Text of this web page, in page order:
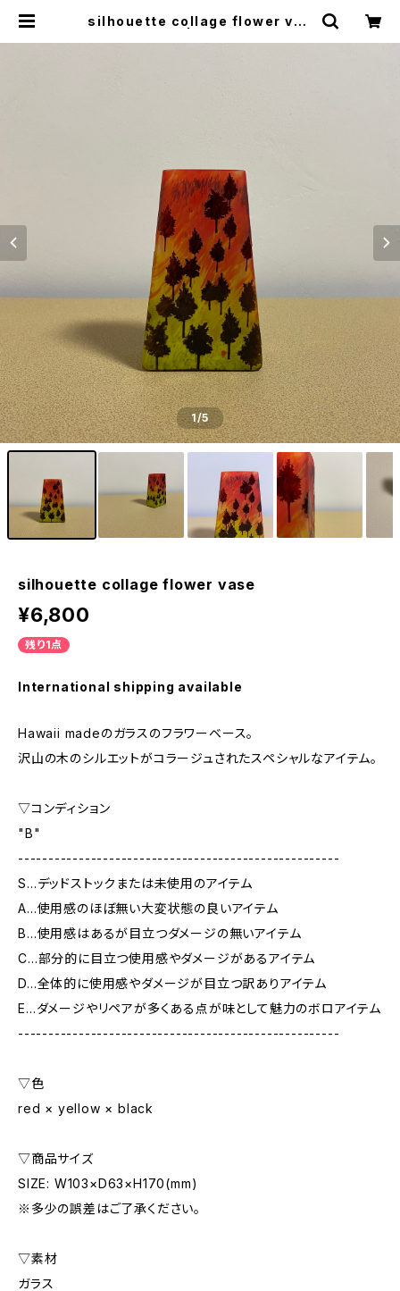
silhouette collage flower vas
1/5
silhouette collage flower vase
¥6,800
残り1点
International shipping available
Hawaii madeのガラスのフラワーベース。
沢山の木のシルエットがコラージュされたスペシャルなアイテム。
▽コンディション
"B"
-----------------------------------------------------
S…デッドストックまたは未使用のアイテム
A…使用感のほぼ無い大変状態の良いアイテム
B…使用感はあるが目立つダメージの無いアイテム
C…部分的に目立つ使用感やダメージがあるアイテム
D…全体的に使用感やダメージが目立つ訳ありアイテム
E…ダメージやリペアが多くある点が味として魅力のボロアイテム
-----------------------------------------------------
▽色
red × yellow × black
▽商品サイズ
SIZE: W103×D63×H170(mm)
※多少の誤差はご了承ください。
▽素材
ガラス